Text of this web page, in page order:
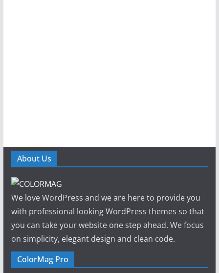
About Us
We love WordPress and we are here to provide you
with professional looking WordPress themes so that
you can take your website one step ahead. We focus
on simplicity, elegant design and clean code.
ColorMag Pro